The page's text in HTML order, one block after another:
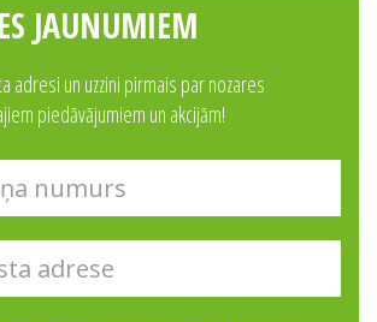
JAUNUMIEM
adresi un uzzini pirmais par nozares
piedāvājumiem un akcijām!